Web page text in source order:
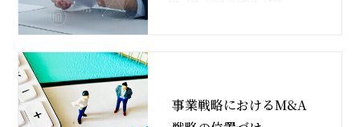
事業戦略におけるM&A